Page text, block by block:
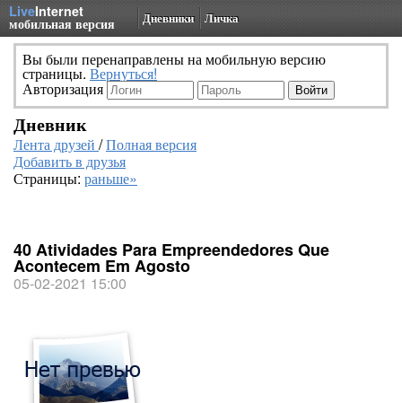
LiveInternet
мобильная версия Дневники Личка
Вы были перенаправлены на мобильную версию
страницы. Вернуться!
Авторизация
Дневник
Лента друзей /Полная версия
Добавить в друзья
Страницы: раньше»
40 Atividades Para Empreendedores Que
Acontecem Em Agosto
05-02-2021 15:00